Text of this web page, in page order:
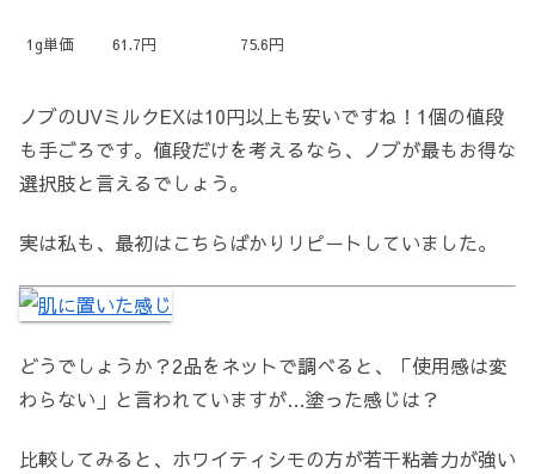
1g単価 61.7円 75.6円
ノブのUVミルクEXは10円以上も安いですね！1個の値段
も手ごろです。値段だけを考えるなら、ノブが最もお得な
選択肢と言えるでしょう。
実は私も、最初はこちらばかりリピートしていました。
どうでしょうか？2品をネットで調べると、「使用感は変
わらない」と言われていますが…塗った感じは？
比較してみると、ホワイティシモの方が若干粘着力が強い